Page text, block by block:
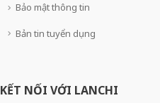
Bảo mật thông tin
Bản tin tuyển dụng
KẾT NỐI VỚI LANCHI